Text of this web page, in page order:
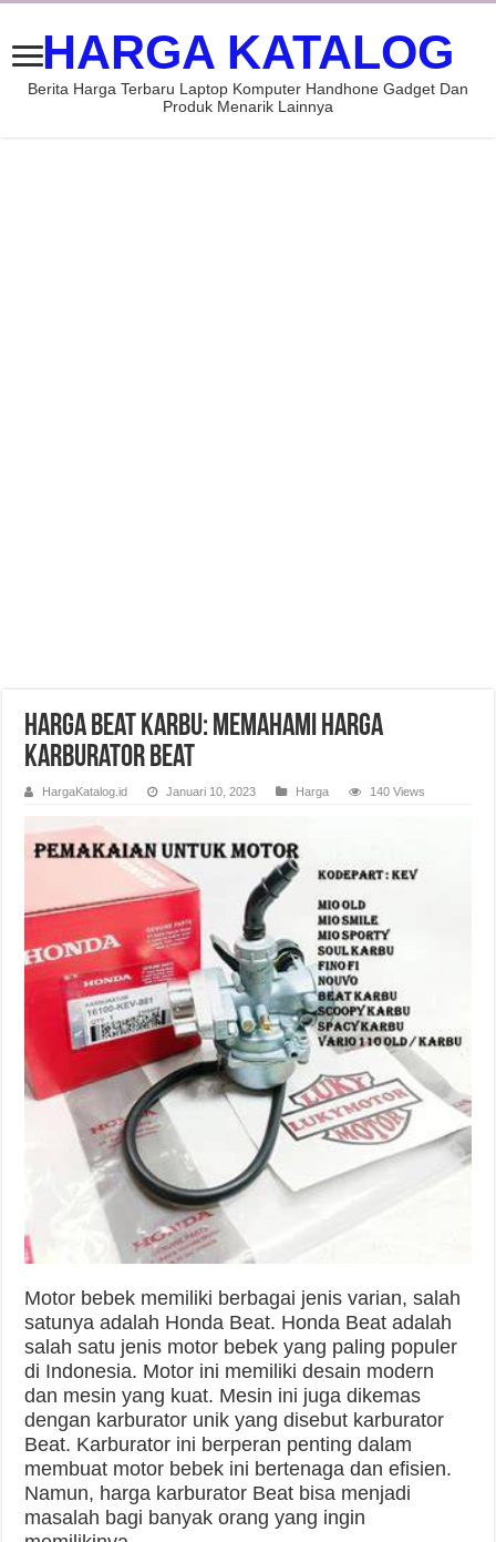
HARGA KATALOG
Berita Harga Terbaru Laptop Komputer Handhone Gadget Dan
Produk Menarik Lainnya
Harga Beat Karbu: Memahami Harga
Karburator Beat
HargaKatalog.id Januari 10, 2023 Harga 140 Views
Motor bebek memiliki berbagai jenis varian, salah
satunya adalah Honda Beat. Honda Beat adalah
salah satu jenis motor bebek yang paling populer
di Indonesia. Motor ini memiliki desain modern
dan mesin yang kuat. Mesin ini juga dikemas
dengan karburator unik yang disebut karburator
Beat. Karburator ini berperan penting dalam
membuat motor bebek ini bertenaga dan efisien.
Namun, harga karburator Beat bisa menjadi
masalah bagi banyak orang yang ingin